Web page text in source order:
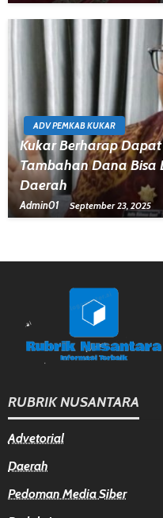
ADV PEMKAB KUKAR
Kukar Berharap
Tambahan Dana Bisa
Daerah
Admin01 September 23, 2025
RUBRIK NUSANTARA
Advetorial
Daerah
Pedoman Media Siber